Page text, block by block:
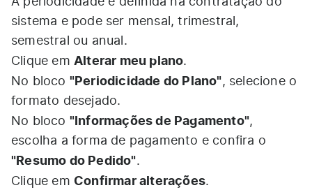
sistema e pode ser mensal, trimestral,
semestral ou anual.
Clique em Alterar meu plano.
No bloco "Periodicidade do Plano", selecione o
formato desejado.
No bloco "Informações de Pagamento",
escolha a forma de pagamento e confira o
"Resumo do Pedido".
Clique em Confirmar alterações.